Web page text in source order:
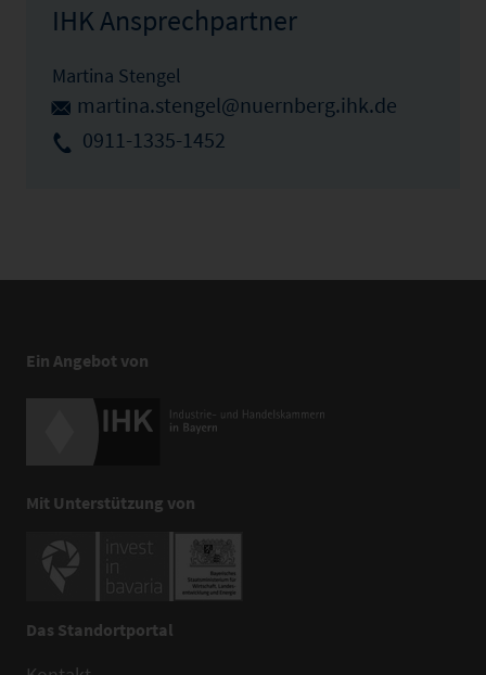
IHK Ansprechpartner
Martina Stengel
martina.stengel@nuernberg.ihk.de
0911-1335-1452
Ein Angebot von
Mit Unterstützung von
Das Standortportal